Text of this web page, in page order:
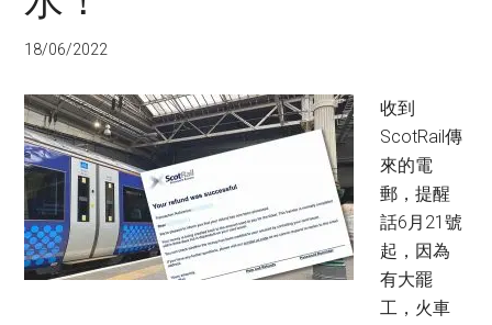
18/06/2022
收到
ScotRail傳
來的電
郵，提醒
話6月21號
起，因為
有大罷
工，火車